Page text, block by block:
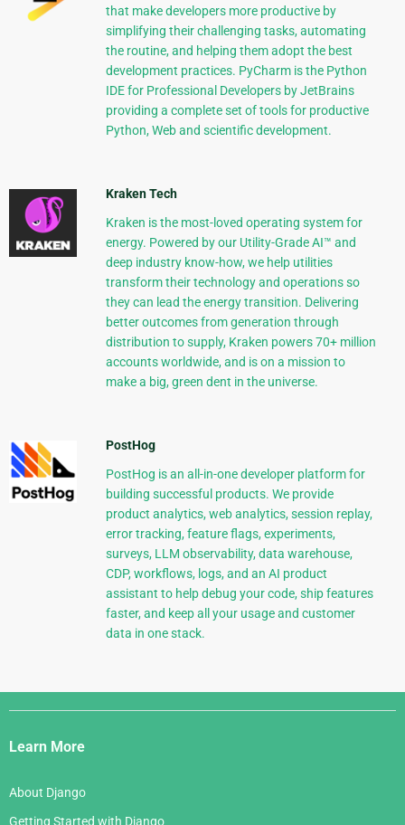
that make developers more productive by
simplifying their challenging tasks, automating
the routine, and helping them adopt the best
development practices. PyCharm is the Python
IDE for Professional Developers by JetBrains
providing a complete set of tools for productive
Python, Web and scientific development.
Kraken Tech
Kraken is the most-loved operating system for
energy. Powered by our Utility-Grade AI™ and
deep industry know-how, we help utilities
transform their technology and operations so
they can lead the energy transition. Delivering
better outcomes from generation through
distribution to supply, Kraken powers 70+ million
accounts worldwide, and is on a mission to
make a big, green dent in the universe.
PostHog
PostHog is an all-in-one developer platform for
building successful products. We provide
product analytics, web analytics, session replay,
error tracking, feature flags, experiments,
surveys, LLM observability, data warehouse,
CDP, workflows, logs, and an AI product
assistant to help debug your code, ship features
faster, and keep all your usage and customer
data in one stack.
Django
Links
Learn More
About Django
Getting Started with Django